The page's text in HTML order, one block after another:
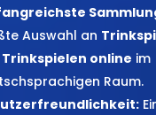
Auswahl an
Trinkspielen online im
Raum.